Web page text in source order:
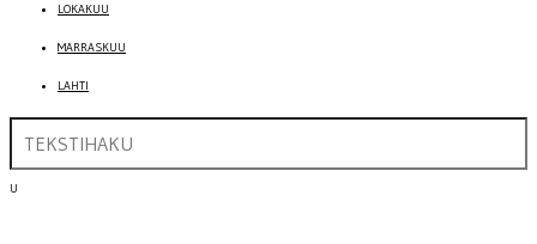
LOKAKUU
MARRASKUU
LAHTI
U